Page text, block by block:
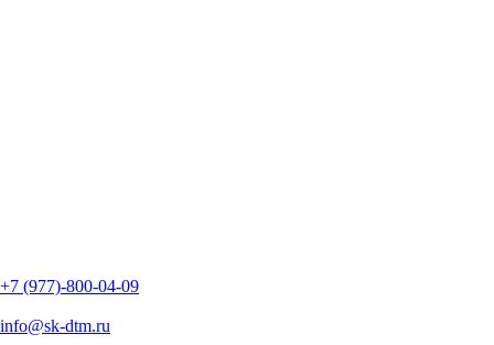
+7 (977)-800-04-09
info@sk-dtm.ru